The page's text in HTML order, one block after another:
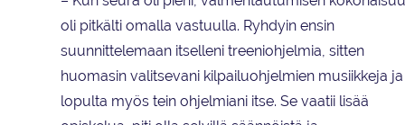
oli pitkälti omalla vastuulla. Ryhdyin ensin
suunnittelemaan itselleni treeniohjelmia, sitten
huomasin valitsevani kilpailuohjelmien musiikkeja ja
lopulta myös tein ohjelmiani itse. Se vaatii lisää